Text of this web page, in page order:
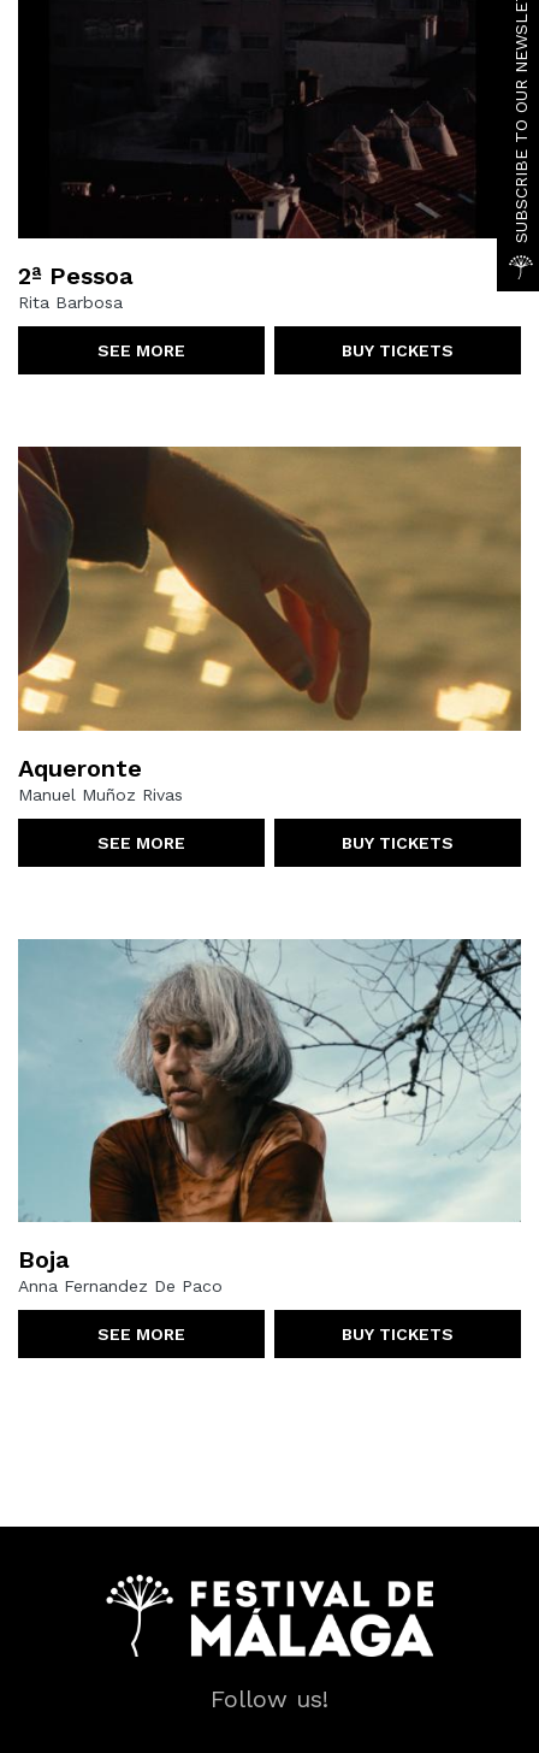
SUBSCRIBE TO OUR NEWSLETTER
2ª Pessoa
Rita Barbosa
SEE MORE BUY TICKETS
Aqueronte
Manuel Muñoz Rivas
SEE MORE BUY TICKETS
Boja
Anna Fernandez De Paco
SEE MORE BUY TICKETS
Follow us!